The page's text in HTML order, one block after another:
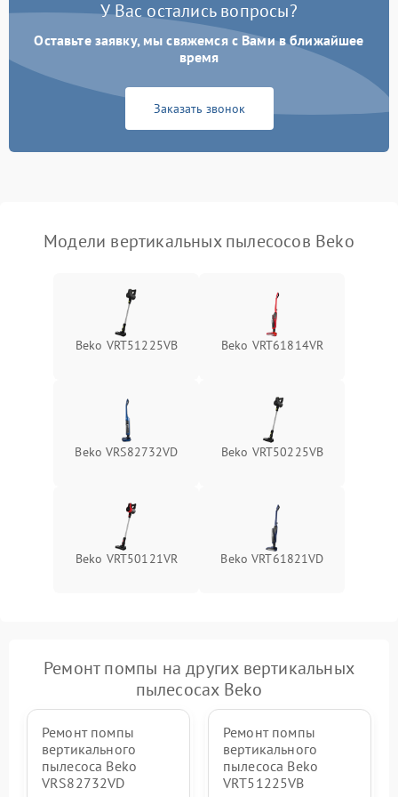
Неисправность системы
1000 ₽ Подробнее →
Неисправность системы
1000 ₽
Поломка системы
управления
1500 ₽ Подробнее →
освещения (если есть)
Повреждение внутренних
500 ₽ Подробнее →
Поломка системы защиты
У Вас остались вопросы?
Оставьте заявку, мы свяжемся с Вами в ближайшее
время
Заказать звонок
Модели вертикальных пылесосов Beko
Beko VRT51225VB Beko VRT61814VR
Beko VRS82732VD Beko VRT50225VB
Beko VRT50121VR Beko VRT61821VD
Ремонт помпы на других вертикальных
пылесосах Beko
Ремонт помпы
вертикального
пылесоса Beko
VRS82732VD
Ремонт помпы
вертикального
пылесоса Beko
VRT51225VB